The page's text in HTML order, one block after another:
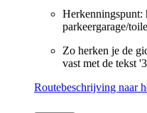
Herkenningspunt:
parkeergarage/
Zo herken je de
vast met de tekst
Routebeschrijving naar